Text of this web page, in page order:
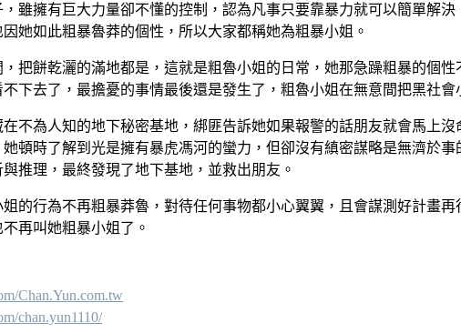
雖擁有巨大力量卻不懂的控制，認為凡事只要靠暴力就可以簡單解
她如此粗暴魯莽的個性，所以大家都稱她為粗暴小姐。
把餅乾灑的滿地都是，這就是粗魯小姐的日常，她那急躁粗暴的個
下去了，最擔憂的事情最後還是發生了，粗魯小姐在無意間把黑社
不為人知的地下秘密基地，綁匪告訴她如果報警的話朋友就會馬上
頓時了解到光是擁有暴虎馮河的蠻力，但卻沒有縝密謀略是無濟於
推理，最終發現了地下基地，並救出朋友。
的行為不再粗暴莽魯，對待任何事物都小心翼翼，且會謀測好計畫
再叫她粗暴小姐了。
Chan.Yun.com.tw
chan.yun1110/